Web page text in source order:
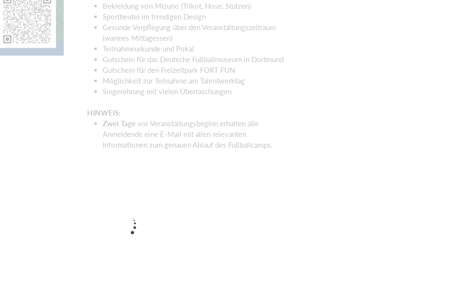
Bekleidung von Mizuno (Trikot, Hose, Stutzen)
Sportbeutel im trendigen Design
Gesunde Verpflegung über den Veranstaltungszeitraum
(warmes Mittagessen)
Teilnahmeurkunde und Pokal
Gutschein für das Deutsche Fußballmuseum in Dortmund
Gutschein für den Freizeitpark FORT FUN
Möglichkeit zur Teilnahme am Talentwerktag
Siegerehrung mit vielen Überraschungen
HINWEIS:
Zwei Tage vor Veranstaltungsbeginn erhalten alle
Anmeldende eine E-Mail mit allen relevanten
Informationen zum genauen Ablauf des Fußballcamps.